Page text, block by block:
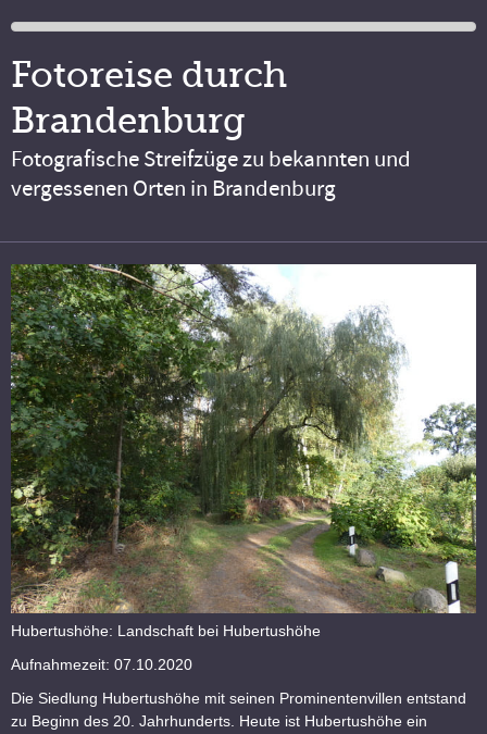
Fotoreise durch
Brandenburg
Fotografische Streifzüge zu bekannten und
vergessenen Orten in Brandenburg
Hubertushöhe: Landschaft bei Hubertushöhe
Aufnahmezeit: 07.10.2020
Die Siedlung Hubertushöhe mit seinen Prominentenvillen entstand
zu Beginn des 20. Jahrhunderts. Heute ist Hubertushöhe ein